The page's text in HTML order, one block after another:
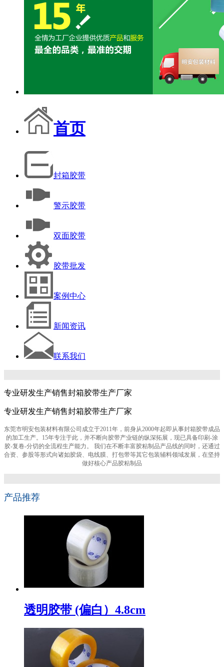
首页
封箱胶带
警示胶带
双面胶带
胶带批发
案例中心
新闻资讯
联系我们
专业研发生产销售封箱胶带生产厂家
专业研发生产销售封箱胶带生产厂家
东莞市明安包装材料有限公司成立于2011年，前身从2000年起即从事封箱胶带成品
的加工生产。15年专注于此，并不断向胶带产业链的纵深拓展，现已具备印刷-涂
胶-复卷-分切的全流程生产能力。 我们在不断丰富胶粘制品产品线的同时，还通过
合资、参股等形式向诸如胶袋、电线膜、打包带等其它包装辅料领域发展，在坚持
做好核心产品胶粘制品
产品推荐
透明胶带 (偏白）4.8cm